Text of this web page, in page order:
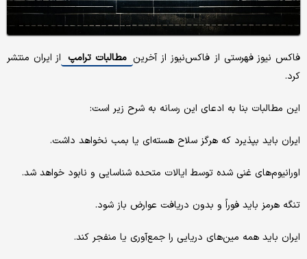
فاکس نیوز فهرستی از فاکس‌نیوز از آخرین مطالبات ترامپ از ایران منتشر
کرد.
این مطالبات بنا به ادعای این رسانه به شرح زیر است:
ایران باید بپذیرد که هرگز سلاح هسته‌ای یا بمب نخواهد داشت.
اورانیوم‌های غنی شده توسط ایالات متحده شناسایی و نابود خواهد شد.
تنگه هرمز باید فوراً و بدون دریافت عوارض باز شود.
ایران باید همه مین‌های دریایی را جمع‌آوری یا منفجر کند.